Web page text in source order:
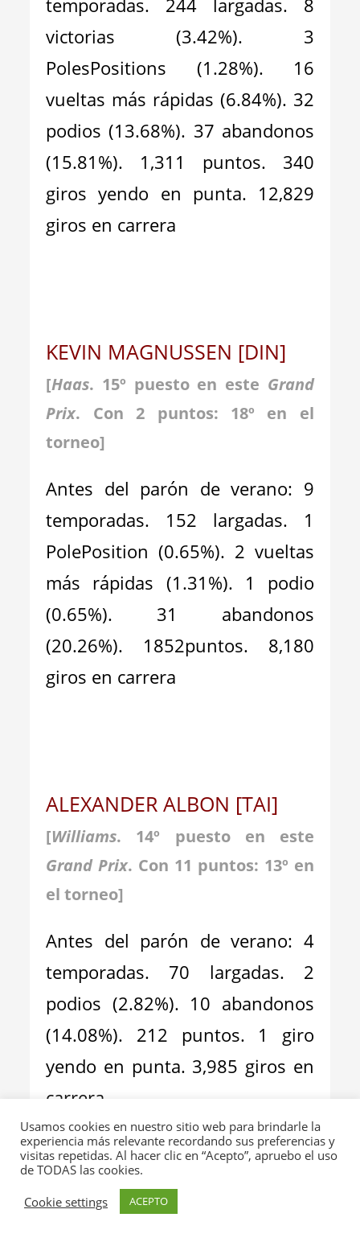
victorias (3.42%). 3
PolesPositions (1.28%). 16
vueltas más rápidas (6.84%). 32
podios (13.68%). 37 abandonos
(15.81%). 1,311 puntos. 340
giros yendo en punta. 12,829
giros en carrera
KEVIN MAGNUSSEN [DIN]
[Haas. 15º puesto en este Grand
Prix. Con 2 puntos: 18º en el
torneo]
Antes del parón de verano: 9
temporadas. 152 largadas. 1
PolePosition (0.65%). 2 vueltas
más rápidas (1.31%). 1 podio
(0.65%). 31 abandonos
(20.26%). 1852puntos. 8,180
giros en carrera
ALEXANDER ALBON [TAI]
[Williams. 14º puesto en este
Grand Prix. Con 11 puntos: 13º en
el torneo]
Antes del parón de verano: 4
temporadas. 70 largadas. 2
podios (2.82%). 10 abandonos
(14.08%). 212 puntos. 1 giro
yendo en punta. 3,985 giros en
carrera
Usamos cookies en nuestro sitio web para brindarle la
experiencia más relevante recordando sus preferencias y
visitas repetidas. Al hacer clic en “Acepto”, apruebo el uso
de TODAS las cookies.
Cookie settings
ACEPTO